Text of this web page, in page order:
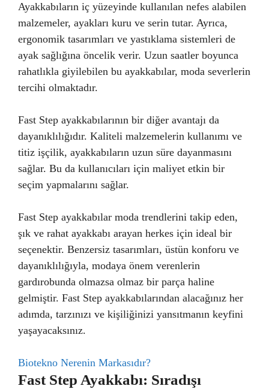
Ayakkabıların iç yüzeyinde kullanılan nefes alabilen
malzemeler, ayakları kuru ve serin tutar. Ayrıca,
ergonomik tasarımları ve yastıklama sistemleri de
ayak sağlığına öncelik verir. Uzun saatler boyunca
rahatlıkla giyilebilen bu ayakkabılar, moda severlerin
tercihi olmaktadır.
Fast Step ayakkabılarının bir diğer avantajı da
dayanıklılığıdır. Kaliteli malzemelerin kullanımı ve
titiz işçilik, ayakkabıların uzun süre dayanmasını
sağlar. Bu da kullanıcıları için maliyet etkin bir
seçim yapmalarını sağlar.
Fast Step ayakkabılar moda trendlerini takip eden,
şık ve rahat ayakkabı arayan herkes için ideal bir
seçenektir. Benzersiz tasarımları, üstün konforu ve
dayanıklılığıyla, modaya önem verenlerin
gardırobunda olmazsa olmaz bir parça haline
gelmiştir. Fast Step ayakkabılarından alacağınız her
adımda, tarzınızı ve kişiliğinizi yansıtmanın keyfini
yaşayacaksınız.
Biotekno Nerenin Markasıdır?
Fast Step Ayakkabı: Sıradışı